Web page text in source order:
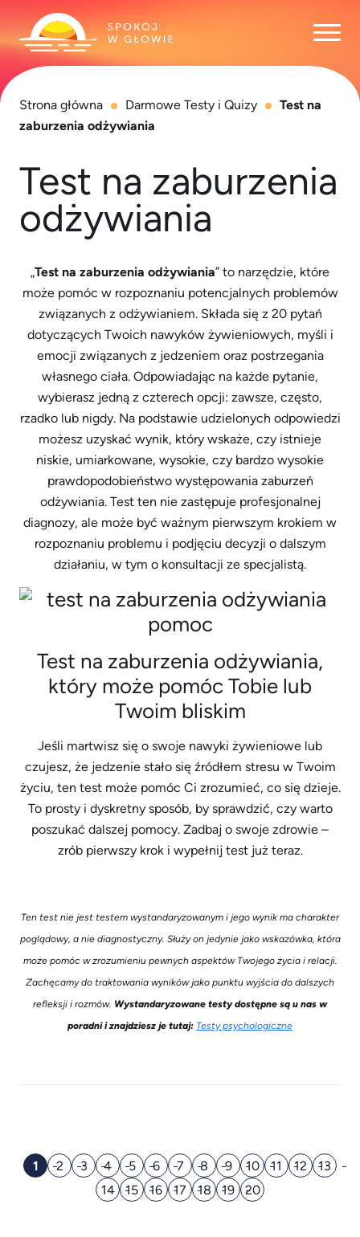
Strona główna Darmowe Testy i Quizy
Test na
zaburzenia odżywiania
Test na zaburzenia
odżywiania
„Test na zaburzenia odżywiania” to narzędzie, które
może pomóc w rozpoznaniu potencjalnych problemów
związanych z odżywianiem. Składa się z 20 pytań
dotyczących Twoich nawyków żywieniowych, myśli i
emocji związanych z jedzeniem oraz postrzegania
własnego ciała. Odpowiadając na każde pytanie,
wybierasz jedną z czterech opcji: zawsze, często,
rzadko lub nigdy. Na podstawie udzielonych odpowiedzi
możesz uzyskać wynik, który wskaże, czy istnieje
niskie, umiarkowane, wysokie, czy bardzo wysokie
prawdopodobieństwo występowania zaburzeń
odżywiania. Test ten nie zastępuje profesjonalnej
diagnozy, ale może być ważnym pierwszym krokiem w
rozpoznaniu problemu i podjęciu decyzji o dalszym
działaniu, w tym o konsultacji ze specjalistą.
Test na zaburzenia odżywiania,
który może pomóc Tobie lub
Twoim bliskim
Jeśli martwisz się o swoje nawyki żywieniowe lub
czujesz, że jedzenie stało się źródłem stresu w Twoim
życiu, ten test może pomóc Ci zrozumieć, co się dzieje.
To prosty i dyskretny sposób, by sprawdzić, czy warto
poszukać dalszej pomocy. Zadbaj o swoje zdrowie –
zrób pierwszy krok i wypełnij test już teraz.
Ten test nie jest testem wystandaryzowanym i jego wynik ma charakter
poglądowy, a nie diagnostyczny. Służy on jedynie jako wskazówka, która
może pomóc w zrozumieniu pewnych aspektów Twojego życia i relacji.
Zachęcamy do traktowania wyników jako punktu wyjścia do dalszych
refleksji i rozmów. Wystandaryzowane testy dostępne są u nas w
poradni i znajdziesz je tutaj: Testy psychologiczne
1 2 3 4 5 6 7 8 9 10 11 12
13
14
15 16 17 18 19 20